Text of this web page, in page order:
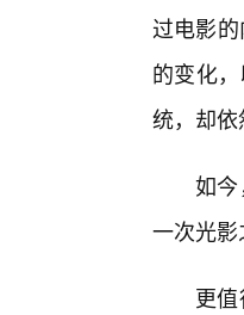
过电影
的变化
统，却
如
一次光
更